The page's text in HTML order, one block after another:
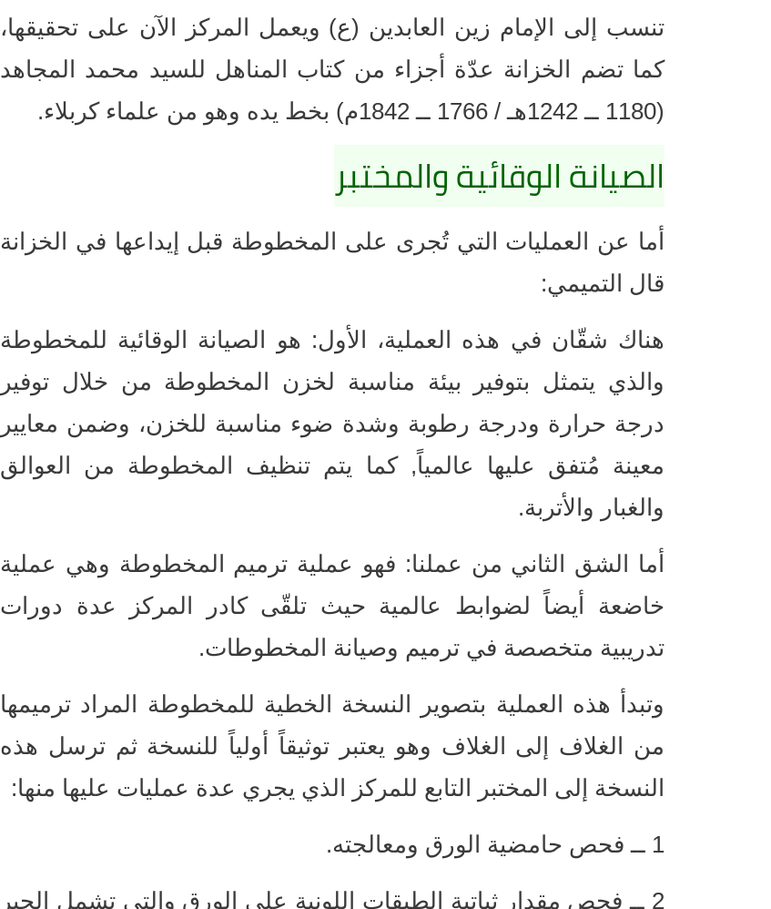
تنسب إلى الإمام زين العابدين (ع) ويعمل المركز الآن على تحقيقها،
كما تضم الخزانة عدّة أجزاء من كتاب المناهل للسيد محمد المجاهد
(1180 ــ 1242هـ / 1766 ــ 1842م) بخط يده وهو من علماء كربلاء.
الصيانة الوقائية والمختبر
أما عن العمليات التي تُجرى على المخطوطة قبل إيداعها في الخزانة
قال التميمي:
هناك شقّان في هذه العملية، الأول: هو الصيانة الوقائية للمخطوطة
والذي يتمثل بتوفير بيئة مناسبة لخزن المخطوطة من خلال توفير
درجة حرارة ودرجة رطوبة وشدة ضوء مناسبة للخزن، وضمن معايير
معينة مُتفق عليها عالمياً, كما يتم تنظيف المخطوطة من العوالق
والغبار والأتربة.
أما الشق الثاني من عملنا: فهو عملية ترميم المخطوطة وهي عملية
خاضعة أيضاً لضوابط عالمية حيث تلقّى كادر المركز عدة دورات
تدريبية متخصصة في ترميم وصيانة المخطوطات.
وتبدأ هذه العملية بتصوير النسخة الخطية للمخطوطة المراد ترميمها
من الغلاف إلى الغلاف وهو يعتبر توثيقاً أولياً للنسخة ثم ترسل هذه
النسخة إلى المختبر التابع للمركز الذي يجري عدة عمليات عليها منها:
1 ــ فحص حامضية الورق ومعالجته.
2 ــ فحص مقدار ثباتية الطبقات اللونية على الورق والتي تشمل الحبر